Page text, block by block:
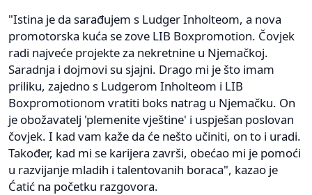
"Istina je da sarađujem s Ludger Inholteom, a nova
promotorska kuća se zove LIB Boxpromotion. Čovjek
radi najveće projekte za nekretnine u Njemačkoj.
Saradnja i dojmovi su sjajni. Drago mi je što imam
priliku, zajedno s Ludgerom Inholteom i LIB
Boxpromotionom vratiti boks natrag u Njemačku. On
je obožavatelj 'plemenite vještine' i uspješan poslovan
čovjek. I kad vam kaže da će nešto učiniti, on to i uradi.
Također, kad mi se karijera završi, obećao mi je pomoći
u razvijanje mladih i talentovanih boraca", kazao je
Ćatić na početku razgovora.